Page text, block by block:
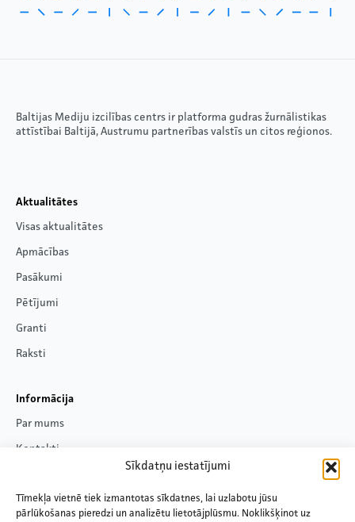
Sīkdatņu iestatījumi
Tīmekļa vietnē tiek izmantotas sīkdatnes, lai uzlabotu jūsu
pārlūkošanas pieredzi un analizētu lietotājplūsmu. Noklikšķinot uz
Baltijas Mediju izcilības centrs ir platforma gudras žurnālistikas
attīstībai Baltijā, Austrumu partnerības valstīs un citos reģionos.
Aktualitātes
Visas aktualitātes
Apmācības
Pasākumi
Pētījumi
Granti
Raksti
Informācija
Par mums
Kontakti
Seko mums